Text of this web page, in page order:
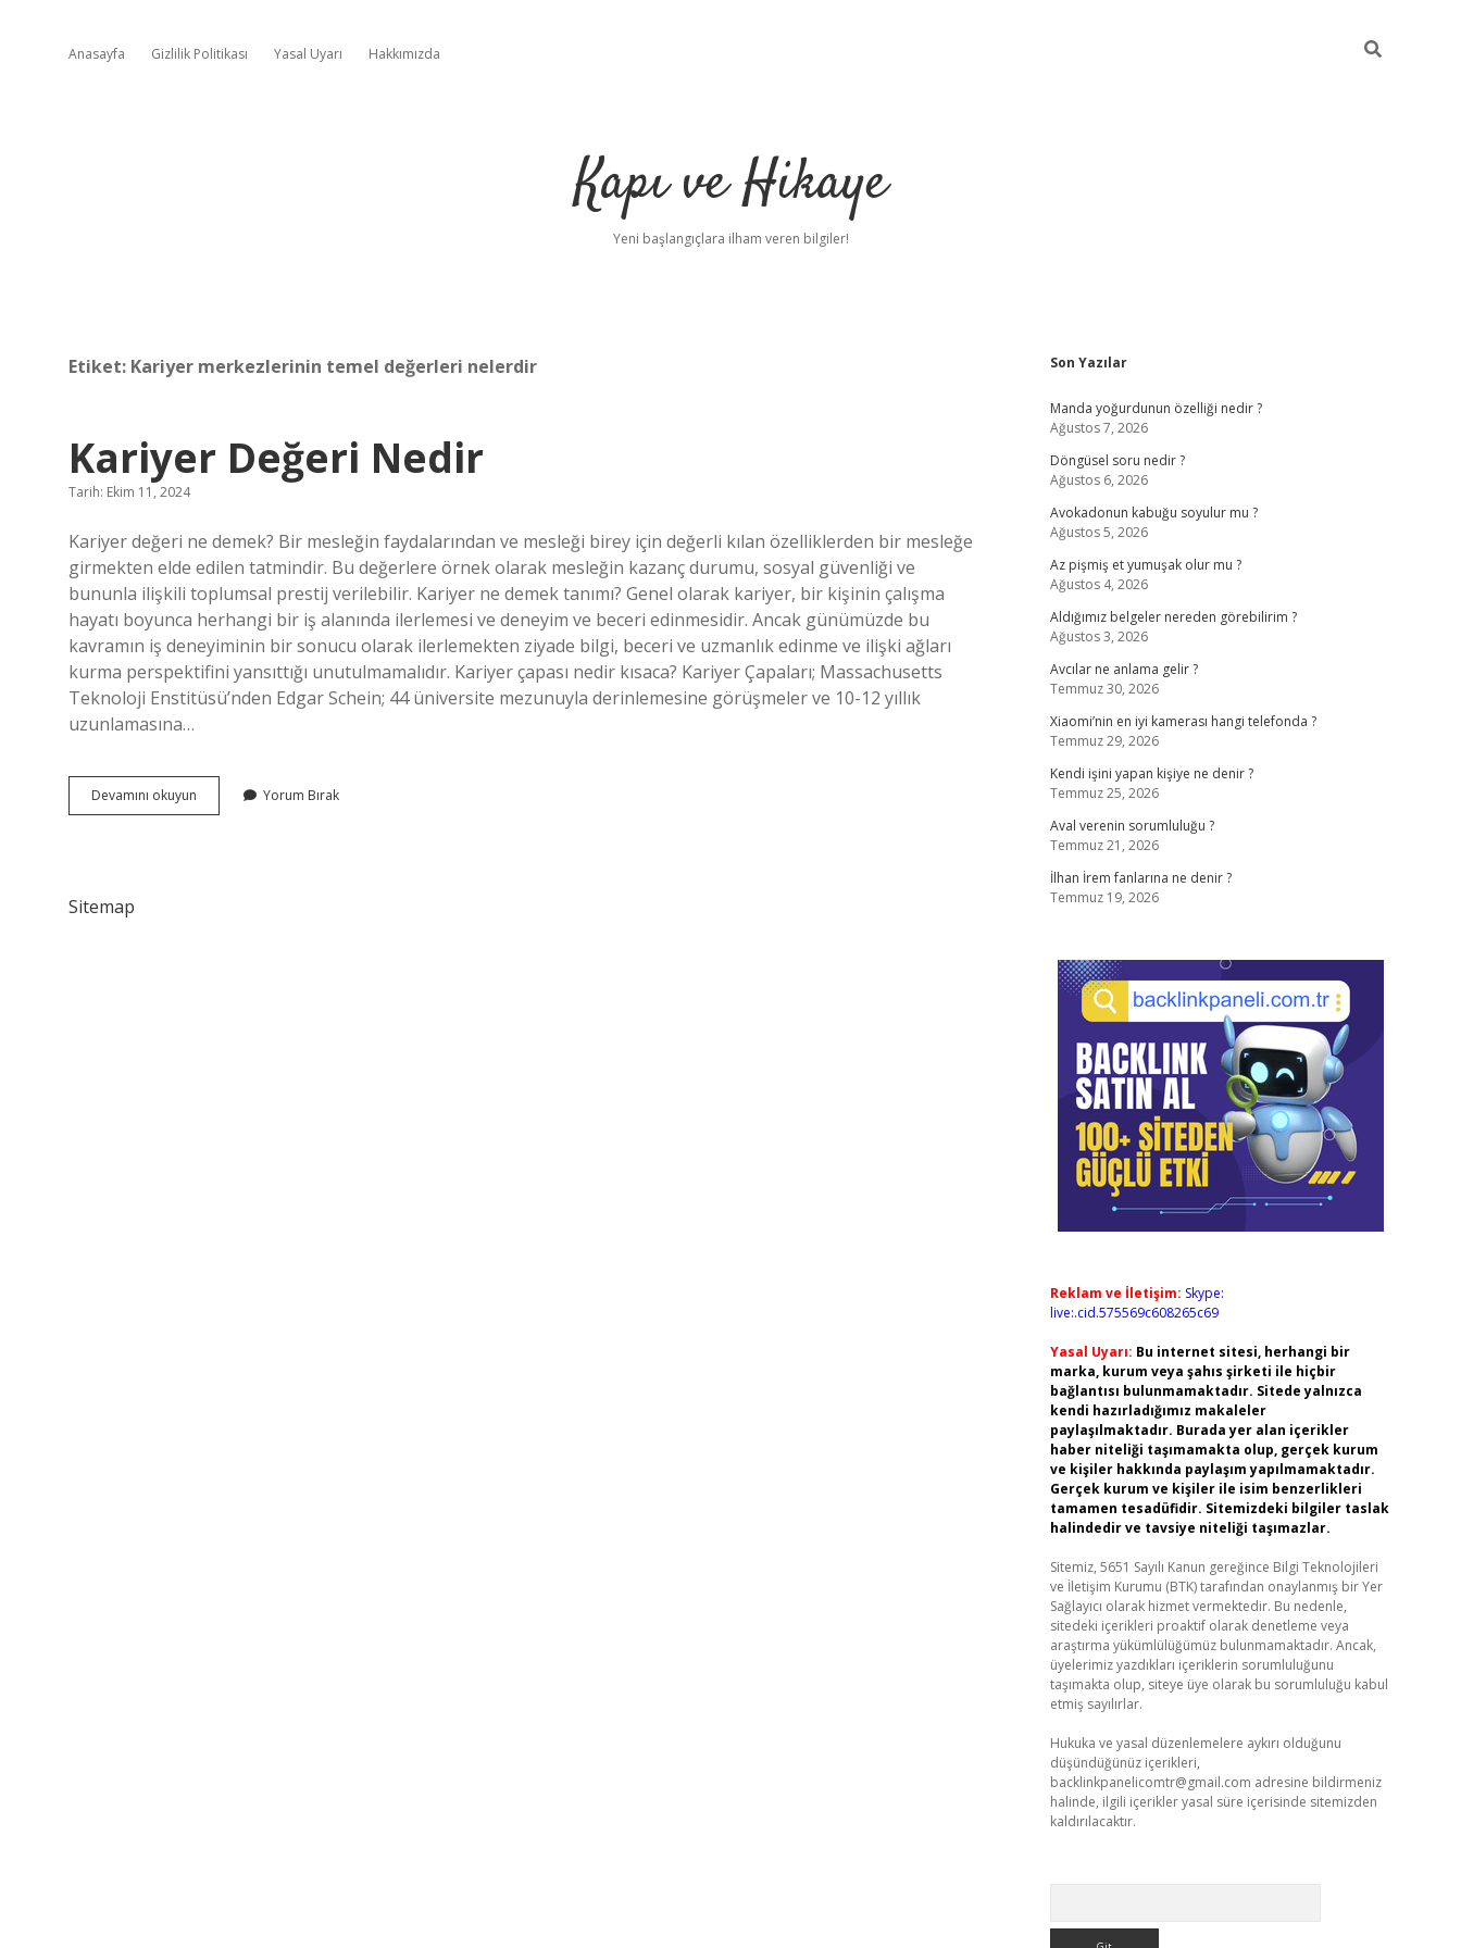
Anasayfa Gizlilik Politikası Yasal Uyarı Hakkımızda
Kapı ve Hikaye
Yeni başlangıçlara ilham veren bilgiler!
Etiket: Kariyer merkezlerinin temel değerleri nelerdir
Kariyer Değeri Nedir
Tarih: Ekim 11, 2024
Kariyer değeri ne demek? Bir mesleğin faydalarından ve mesleği birey için değerli kılan özelliklerden bir mesleğe
girmekten elde edilen tatmindir. Bu değerlere örnek olarak mesleğin kazanç durumu, sosyal güvenliği ve
bununla ilişkili toplumsal prestij verilebilir. Kariyer ne demek tanımı? Genel olarak kariyer, bir kişinin çalışma
hayatı boyunca herhangi bir iş alanında ilerlemesi ve deneyim ve beceri edinmesidir. Ancak günümüzde bu
kavramın iş deneyiminin bir sonucu olarak ilerlemekten ziyade bilgi, beceri ve uzmanlık edinme ve ilişki ağları
kurma perspektifini yansıttığı unutulmamalıdır. Kariyer çapası nedir kısaca? Kariyer Çapaları; Massachusetts
Teknoloji Enstitüsü’nden Edgar Schein; 44 üniversite mezunuyla derinlemesine görüşmeler ve 10-12 yıllık
uzunlamasına…
Devamını okuyun
Değeri
Yorum Bırak
Sitemap
Sidebar
Son Yazılar
Manda yoğurdunun özelliği nedir ?
Ağustos 7, 2026
Döngüsel soru nedir ?
Ağustos 6, 2026
Avokadonun kabuğu soyulur mu ?
Ağustos 5, 2026
Az pişmiş et yumuşak olur mu ?
Ağustos 4, 2026
Aldığımız belgeler nereden görebilirim ?
Ağustos 3, 2026
Avcılar ne anlama gelir ?
Temmuz 30, 2026
Xiaomi’nin en iyi kamerası hangi telefonda ?
Temmuz 29, 2026
Kendi işini yapan kişiye ne denir ?
Temmuz 25, 2026
Aval verenin sorumluluğu ?
Temmuz 21, 2026
İlhan İrem fanlarına ne denir ?
Temmuz 19, 2026
Reklam ve İletişim: Skype:
live:.cid.575569c608265c69
Yasal Uyarı: Bu internet sitesi, herhangi bir
marka, kurum veya şahıs şirketi ile hiçbir
bağlantısı bulunmamaktadır. Sitede yalnızca
kendi hazırladığımız makaleler
paylaşılmaktadır. Burada yer alan içerikler
haber niteliği taşımamakta olup, gerçek kurum
ve kişiler hakkında paylaşım yapılmamaktadır.
Gerçek kurum ve kişiler ile isim benzerlikleri
tamamen tesadüfidir. Sitemizdeki bilgiler taslak
halindedir ve tavsiye niteliği taşımazlar.
Sitemiz, 5651 Sayılı Kanun gereğince Bilgi Teknolojileri
ve İletişim Kurumu (BTK) tarafından onaylanmış bir Yer
Sağlayıcı olarak hizmet vermektedir. Bu nedenle,
sitedeki içerikleri proaktif olarak denetleme veya
araştırma yükümlülüğümüz bulunmamaktadır. Ancak,
üyelerimiz yazdıkları içeriklerin sorumluluğunu
taşımakta olup, siteye üye olarak bu sorumluluğu kabul
etmiş sayılırlar.
Hukuka ve yasal düzenlemelere aykırı olduğunu
düşündüğünüz içerikleri,
backlinkpanelicomtr@gmail.com adresine bildirmeniz
halinde, ilgili içerikler yasal süre içerisinde sitemizden
kaldırılacaktır.